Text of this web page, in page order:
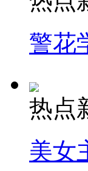
警花
热点
美女